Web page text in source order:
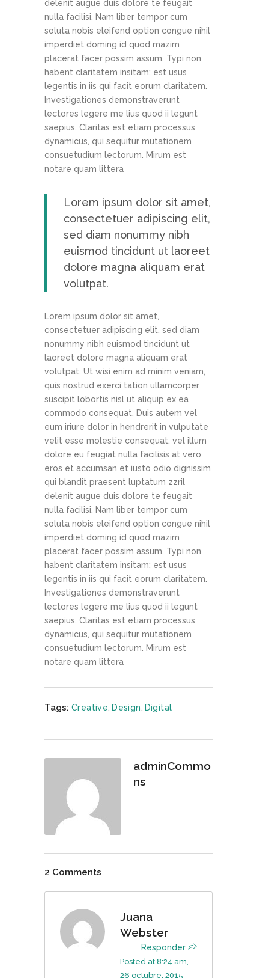
delenit augue duis dolore te feugait
nulla facilisi. Nam liber tempor cum
soluta nobis eleifend option congue nihil
imperdiet doming id quod mazim
placerat facer possim assum. Typi non
habent claritatem insitam; est usus
legentis in iis qui facit eorum claritatem.
Investigationes demonstraverunt
lectores legere me lius quod ii legunt
saepius. Claritas est etiam processus
dynamicus, qui sequitur mutationem
consuetudium lectorum. Mirum est
notare quam littera
Lorem ipsum dolor sit amet,
consectetuer adipiscing elit,
sed diam nonummy nibh
euismod tincidunt ut laoreet
dolore magna aliquam erat
volutpat.
Lorem ipsum dolor sit amet,
consectetuer adipiscing elit, sed diam
nonummy nibh euismod tincidunt ut
laoreet dolore magna aliquam erat
volutpat. Ut wisi enim ad minim veniam,
quis nostrud exerci tation ullamcorper
suscipit lobortis nisl ut aliquip ex ea
commodo consequat. Duis autem vel
eum iriure dolor in hendrerit in vulputate
velit esse molestie consequat, vel illum
dolore eu feugiat nulla facilisis at vero
eros et accumsan et iusto odio dignissim
qui blandit praesent luptatum zzril
delenit augue duis dolore te feugait
nulla facilisi. Nam liber tempor cum
soluta nobis eleifend option congue nihil
imperdiet doming id quod mazim
placerat facer possim assum. Typi non
habent claritatem insitam; est usus
legentis in iis qui facit eorum claritatem.
Investigationes demonstraverunt
lectores legere me lius quod ii legunt
saepius. Claritas est etiam processus
dynamicus, qui sequitur mutationem
consuetudium lectorum. Mirum est
notare quam littera
Tags: Creative, Design, Digital
adminCommo
ns
2 Comments
Juana
Webster
Responder
Posted at 8:24 am,
26 octubre, 2015